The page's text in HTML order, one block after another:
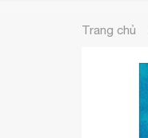
Trang chủ